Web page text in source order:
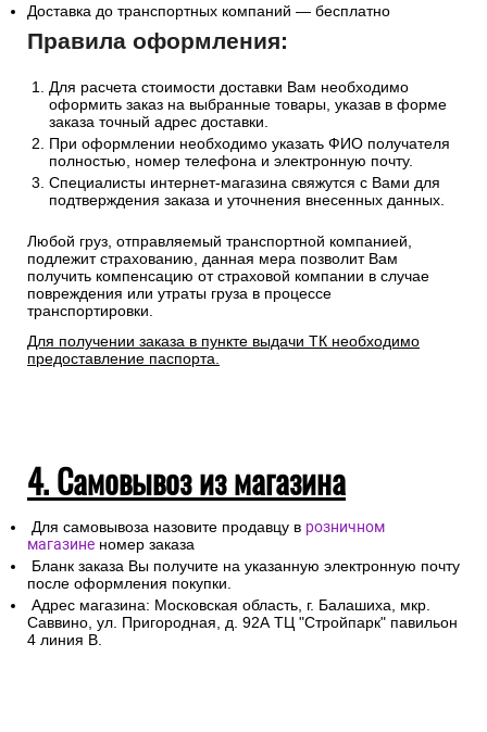
Доставка до транспортных компаний — бесплатно
Правила оформления:
Для расчета стоимости доставки Вам необходимо
оформить заказ на выбранные товары, указав в форме
заказа точный адрес доставки.
При оформлении необходимо указать ФИО получателя
полностью, номер телефона и электронную почту.
Специалисты интернет-магазина свяжутся с Вами для
подтверждения заказа и уточнения внесенных данных.
Любой груз, отправляемый транспортной компанией,
подлежит страхованию, данная мера позволит Вам
получить компенсацию от страховой компании в случае
повреждения или утраты груза в процессе
транспортировки.
Для получении заказа в пункте выдачи ТК необходимо
предоставление паспорта.
4. Самовывоз из магазина
Для самовывоза назовите продавцу в розничном
магазине номер заказа
Бланк заказа Вы получите на указанную электронную почту
после оформления покупки.
Адрес магазина: Московская область, г. Балашиха, мкр.
Саввино, ул. Пригородная, д. 92А ТЦ "Стройпарк" павильон
4 линия В.